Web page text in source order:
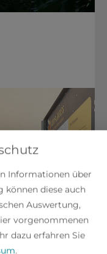
Informationen über
können diese auch
Auswertung,
vorgenommenen
dazu erfahren Sie
.